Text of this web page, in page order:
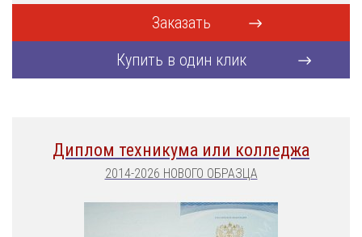
Заказать
Купить в один клик
Диплом техникума или колледжа
2014-2026 НОВОГО ОБРАЗЦА